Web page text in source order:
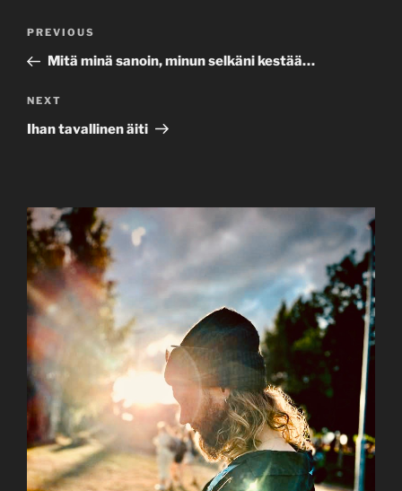
Previous
Post
PREVIOUS
Mitä minä sanoin, minun selkäni kestää…
Next
Post
NEXT
Ihan tavallinen äiti